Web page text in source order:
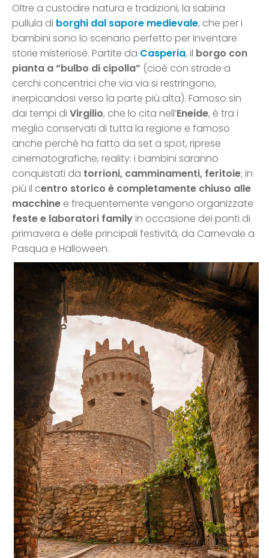
Oltre a custodire natura e tradizioni, la sabina
pullula di borghi dal sapore medievale, che per i
bambini sono lo scenario perfetto per inventare
storie misteriose. Partite da Casperia, il borgo con
pianta a “bulbo di cipolla” (cioè con strade a
cerchi concentrici che via via si restringono,
inerpicandosi verso la parte più alta). Famoso sin
dai tempi di Virgilio, che lo cita nell’Eneide, è tra i
meglio conservati di tutta la regione e famoso
anche perché ha fatto da set a spot, riprese
cinematografiche, reality: i bambini saranno
conquistati da torrioni, camminamenti, feritoie; in
più il centro storico è completamente chiuso alle
macchine e frequentemente vengono organizzate
feste e laboratori familyin occasione dei ponti di
primavera e delle principali festività, da Carnevale a
Pasqua e Halloween.